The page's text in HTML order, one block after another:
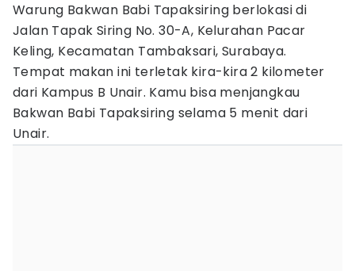
Warung Bakwan Babi Tapaksiring berlokasi di
Jalan Tapak Siring No. 30-A, Kelurahan Pacar
Keling, Kecamatan Tambaksari, Surabaya.
Tempat makan ini terletak kira-kira 2 kilometer
dari Kampus B Unair. Kamu bisa menjangkau
Bakwan Babi Tapaksiring selama 5 menit dari
Unair.